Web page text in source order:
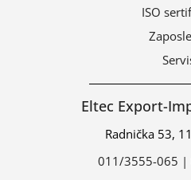
ISO
Eltec Export-
Radnička 53,
011/3555-065 |